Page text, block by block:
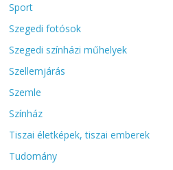
Sport
Szegedi fotósok
Szegedi színházi műhelyek
Szellemjárás
Szemle
Színház
Tiszai életképek, tiszai emberek
Tudomány